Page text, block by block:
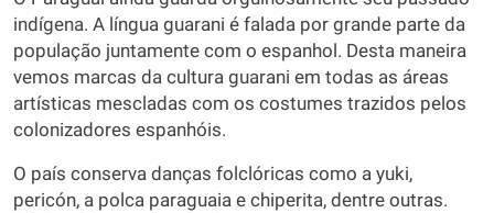
indígena. A língua guarani é falada por grande parte da
população juntamente com o espanhol. Desta maneira
vemos marcas da cultura guarani em todas as áreas
artísticas mescladas com os costumes trazidos pelos
colonizadores espanhóis.
O país conserva danças folclóricas como a yuki,
pericón, a polca paraguaia e chiperita, dentre outras.